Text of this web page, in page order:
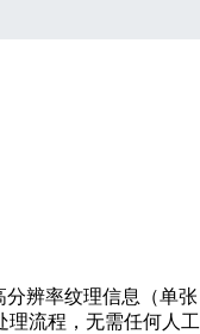
分辨率纹理信息（单张
理流程，无需任何人工